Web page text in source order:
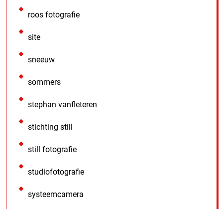
roos fotografie
site
sneeuw
sommers
stephan vanfleteren
stichting still
still fotografie
studiofotografie
systeemcamera